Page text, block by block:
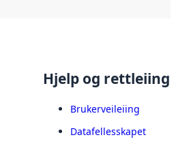
Hjelp og rettleiing
Brukerveileiing
Datafellesskapet